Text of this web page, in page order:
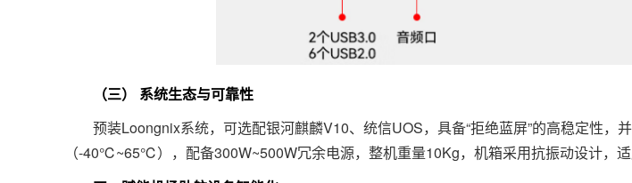
（三） 系统生态与可靠性
预装Loongnix系统，可选配银河麒麟V10、统信UOS，具备“拒绝蓝屏”的高稳定性，
（-40℃~65℃），配备300W~500W冗余电源，整机重量10Kg，机箱采用抗振动设计，适